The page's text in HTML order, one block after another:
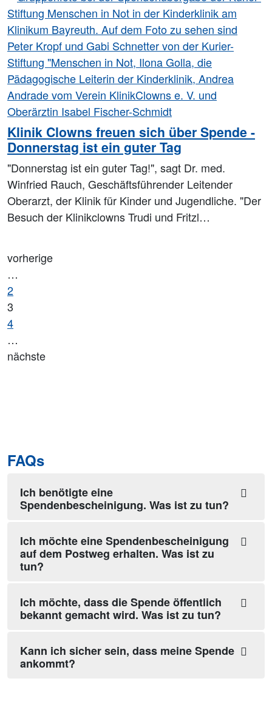
Klinik Clowns freuen sich über Spende -
Donnerstag ist ein guter Tag
"Donnerstag ist ein guter Tag!", sagt Dr. med.
Winfried Rauch, Geschäftsführender Leitender
Oberarzt, der Klinik für Kinder und Jugendliche. "Der
Besuch der Klinikclowns Trudi und Fritzl…
vorherige
…
2
3
4
…
nächste
FAQs
Ich benötigte eine
Spendenbescheinigung. Was ist zu tun?
Ich möchte eine Spendenbescheinigung
auf dem Postweg erhalten. Was ist zu
tun?
Ich möchte, dass die Spende öffentlich
bekannt gemacht wird. Was ist zu tun?
Kann ich sicher sein, dass meine Spende
ankommt?